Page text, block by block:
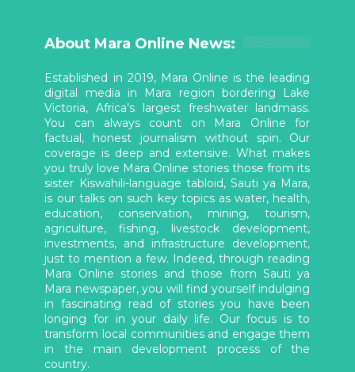
About Mara Online News:
Established in 2019, Mara Online is the leading
digital media in Mara region bordering Lake
Victoria, Africa’s largest freshwater landmass.
You can always count on Mara Online for
factual, honest journalism without spin. Our
coverage is deep and extensive. What makes
you truly love Mara Online stories those from its
sister Kiswahili-language tabloid, Sauti ya Mara,
is our talks on such key topics as water, health,
education, conservation, mining, tourism,
agriculture, fishing, livestock development,
investments, and infrastructure development,
just to mention a few. Indeed, through reading
Mara Online stories and those from Sauti ya
Mara newspaper, you will find yourself indulging
in fascinating read of stories you have been
longing for in your daily life. Our focus is to
transform local communities and engage them
in the main development process of the
country.